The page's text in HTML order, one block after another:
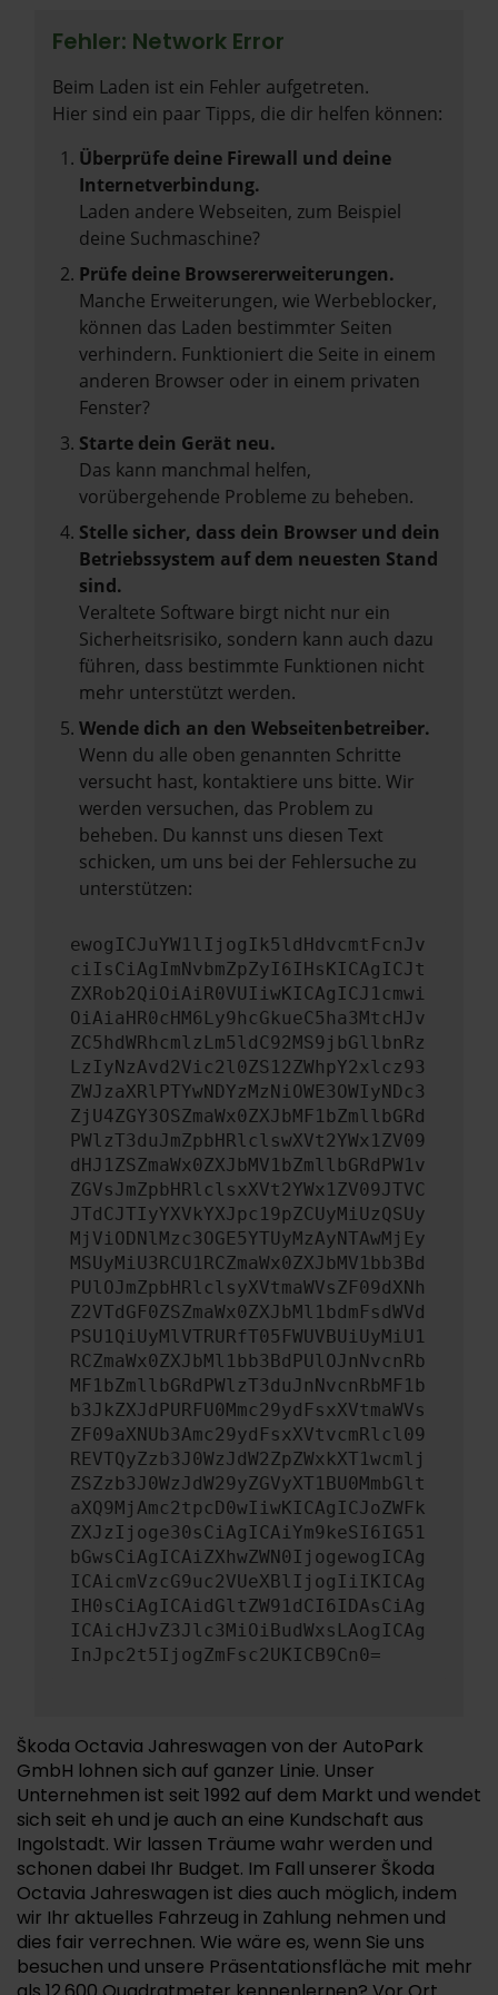
Fehler: Network Error
Beim Laden ist ein Fehler aufgetreten.
Hier sind ein paar Tipps, die dir helfen können:
Überprüfe deine Firewall und deine
Internetverbindung.
Laden andere Webseiten, zum Beispiel
deine Suchmaschine?
Prüfe deine Browsererweiterungen.
Manche Erweiterungen, wie Werbeblocker,
können das Laden bestimmter Seiten
verhindern. Funktioniert die Seite in einem
anderen Browser oder in einem privaten
Fenster?
Starte dein Gerät neu.
Das kann manchmal helfen,
vorübergehende Probleme zu beheben.
Stelle sicher, dass dein Browser und dein
Betriebssystem auf dem neuesten Stand
sind.
Veraltete Software birgt nicht nur ein
Sicherheitsrisiko, sondern kann auch dazu
führen, dass bestimmte Funktionen nicht
mehr unterstützt werden.
Wende dich an den Webseitenbetreiber.
Wenn du alle oben genannten Schritte
versucht hast, kontaktiere uns bitte. Wir
werden versuchen, das Problem zu
beheben. Du kannst uns diesen Text
schicken, um uns bei der Fehlersuche zu
unterstützen:
ewogICJuYW1lIjogIk5ldHdvcmtFcnJv
ciIsCiAgImNvbmZpZyI6IHsKICAgICJt
ZXRob2QiOiAiR0VUIiwKICAgICJ1cmwi
OiAiaHR0cHM6Ly9hcGkueC5ha3MtcHJv
ZC5hdWRhcmlzLm5ldC92MS9jbGllbnRz
LzIyNzAvd2Vic2l0ZS12ZWhpY2xlcz93
ZWJzaXRlPTYwNDYzMzNiOWE3OWIyNDc3
ZjU4ZGY3OSZmaWx0ZXJbMF1bZmllbGRd
PWlzT3duJmZpbHRlclswXVt2YWx1ZV09
dHJ1ZSZmaWx0ZXJbMV1bZmllbGRdPW1v
ZGVsJmZpbHRlclsxXVt2YWx1ZV09JTVC
JTdCJTIyYXVkYXJpc19pZCUyMiUzQSUy
MjViODNlMzc3OGE5YTUyMzAyNTAwMjEy
MSUyMiU3RCU1RCZmaWx0ZXJbMV1bb3Bd
PUlOJmZpbHRlclsyXVtmaWVsZF09dXNh
Z2VTdGF0ZSZmaWx0ZXJbMl1bdmFsdWVd
PSU1QiUyMlVTRURfT05FWUVBUiUyMiU1
RCZmaWx0ZXJbMl1bb3BdPUlOJnNvcnRb
MF1bZmllbGRdPWlzT3duJnNvcnRbMF1b
b3JkZXJdPURFU0Mmc29ydFsxXVtmaWVs
ZF09aXNUb3Amc29ydFsxXVtvcmRlcl09
REVTQyZzb3J0WzJdW2ZpZWxkXT1wcmlj
ZSZzb3J0WzJdW29yZGVyXT1BU0MmbGlt
aXQ9MjAmc2tpcD0wIiwKICAgICJoZWFk
ZXJzIjoge30sCiAgICAiYm9keSI6IG51
bGwsCiAgICAiZXhwZWN0IjogewogICAg
ICAicmVzcG9uc2VUeXBlIjogIiIKICAg
IH0sCiAgICAidGltZW91dCI6IDAsCiAg
ICAicHJvZ3Jlc3MiOiBudWxsLAogICAg
InJpc2t5IjogZmFsc2UKICB9Cn0=
Škoda Octavia Jahreswagen von der AutoPark
GmbH lohnen sich auf ganzer Linie. Unser
Unternehmen ist seit 1992 auf dem Markt und wendet
sich seit eh und je auch an eine Kundschaft aus
Ingolstadt. Wir lassen Träume wahr werden und
schonen dabei Ihr Budget. Im Fall unserer Škoda
Octavia Jahreswagen ist dies auch möglich, indem
wir Ihr aktuelles Fahrzeug in Zahlung nehmen und
dies fair verrechnen. Wie wäre es, wenn Sie uns
besuchen und unsere Präsentationsfläche mit mehr